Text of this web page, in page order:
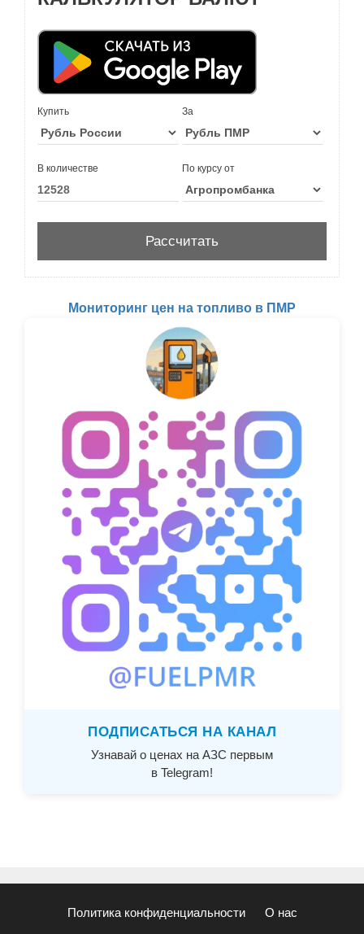
Купить За
В количестве По курсу от
Мониторинг цен на топливо в ПМР
ПОДПИСАТЬСЯ НА КАНАЛ
Узнавай о ценах на АЗС первым
в Telegram!
Политика конфиденциальности О нас